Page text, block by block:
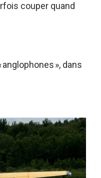
couper quand
anglophones », dans